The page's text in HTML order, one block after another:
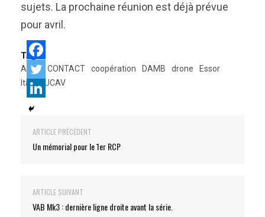
sujets. La prochaine réunion est déjà prévue
pour avril.
Tags:
Aster
CONTACT coopération DAMB drone
Essor
Italie
UCAV
ARTICLE PRÉCÉDENT
Un mémorial pour le 1er RCP
ARTICLE SUIVANT
VAB Mk3 : dernière ligne droite avant la série.